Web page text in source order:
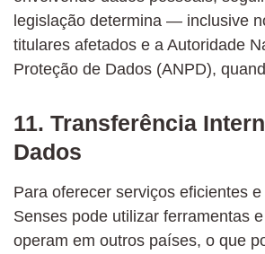
legislação determina — inclusive
titulares afetados e a Autoridade
Proteção de Dados (ANPD),
11. Transferência
Dados
Para oferecer serviços eficientes
Senses pode utilizar ferramentas
operam em outros países, o que